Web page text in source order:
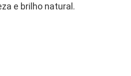
e brilho natural.